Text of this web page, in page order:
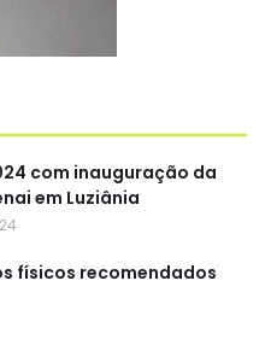
com inauguração da
em Luziânia
físicos recomendados